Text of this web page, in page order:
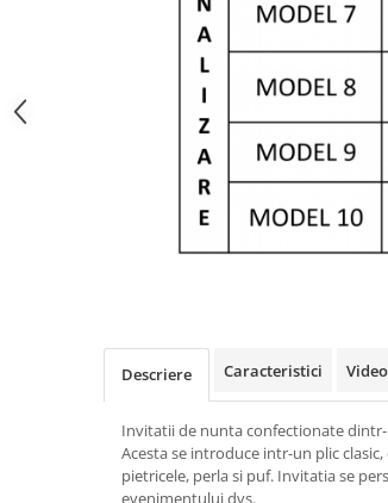
Descriere Caracteristici Video
Invitatii de nunta confectionate
Acesta se introduce intr-un plic
pietricele, perla si puf. Invitatia se
evenimentului dvs.